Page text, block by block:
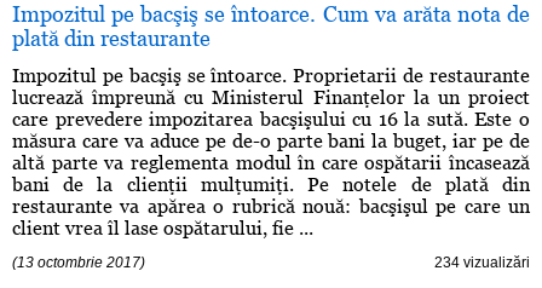
Impozitul pe bacşiş se întoarce. Cum va arăta nota de
plată din restaurante
Impozitul pe bacşiş se întoarce. Proprietarii de restaurante
lucrează împreună cu Ministerul Finanţelor la un proiect
care prevedere impozitarea bacşişului cu 16 la sută. Este o
măsura care va aduce pe de-o parte bani la buget, iar pe de
altă parte va reglementa modul în care ospătarii încasează
bani de la clienţii mulţumiţi. Pe notele de plată din
restaurante va apărea o rubrică nouă: bacşişul pe care un
client vrea îl lase ospătarului, fie ...
(13 octombrie 2017) 234 vizualizări